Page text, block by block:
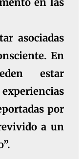
asociadas
En
estar
por
a un